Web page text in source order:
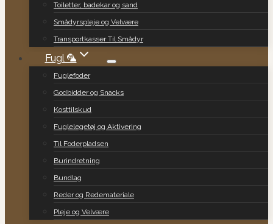
Toiletter, badekar og sand
Smådyrspleje og Velvære
Transportkasser Til Smådyr
Fugl 🦜
Fuglefoder
Godbidder og Snacks
Kosttilskud
Fuglelegetøj og Aktivering
Til Foderpladsen
Burindretning
Bundlag
Reder og Redemateriale
Pleje og Velvære